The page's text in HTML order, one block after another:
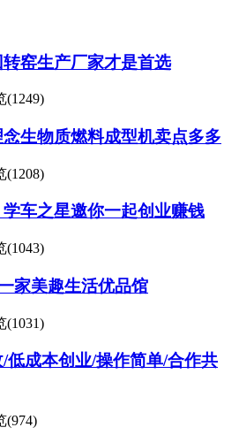
窑生产厂家才是首选
(1249)
生物质燃料成型机卖点多多
(1208)
车之星邀你一起创业赚钱
(1043)
家美趣生活优品馆
(1031)
低成本创业/操作简单/合作共
(974)